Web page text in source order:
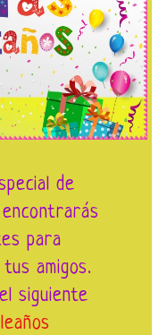
de
para
amigos.
siguiente